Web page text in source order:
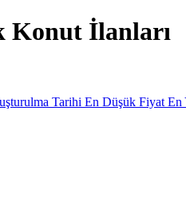
Konut İlanları
Tarihi En Düşük Fiyat En